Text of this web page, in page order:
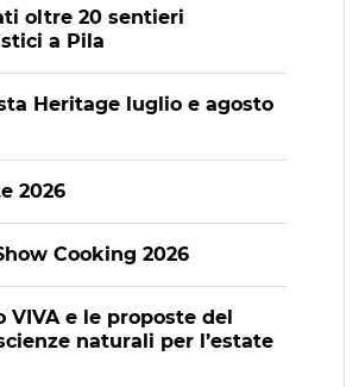
oltre 20 sentieri
a Pila
Heritage luglio e agosto
2026
Cooking 2026
VIVA e le proposte del
naturali per l’estate